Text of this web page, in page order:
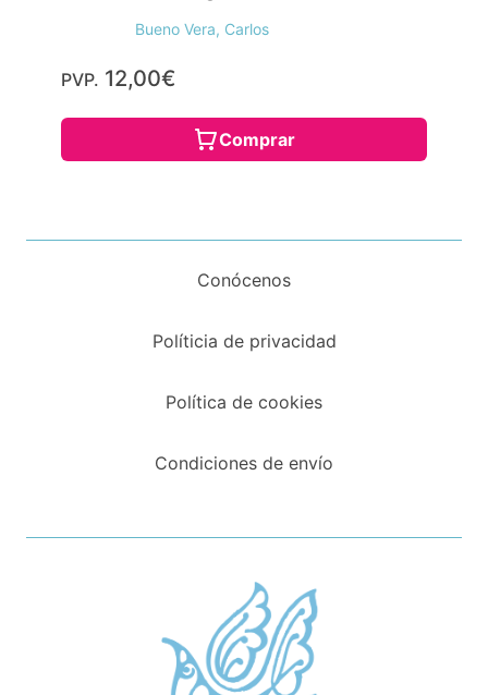
Bueno Vera, Carlos
PVP. 12,00€
Comprar
Conócenos
Políticia de privacidad
Política de cookies
Condiciones de envío